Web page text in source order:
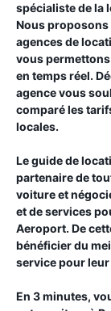
spécialiste de la
Nous proposons
agences de
vous
en temps réel.
agence vous
comparé les
locales.
Le guide de
partenaire de
voiture et
et de services
Aeroport. De
bénéficier du
service pour
En 3 minutes,